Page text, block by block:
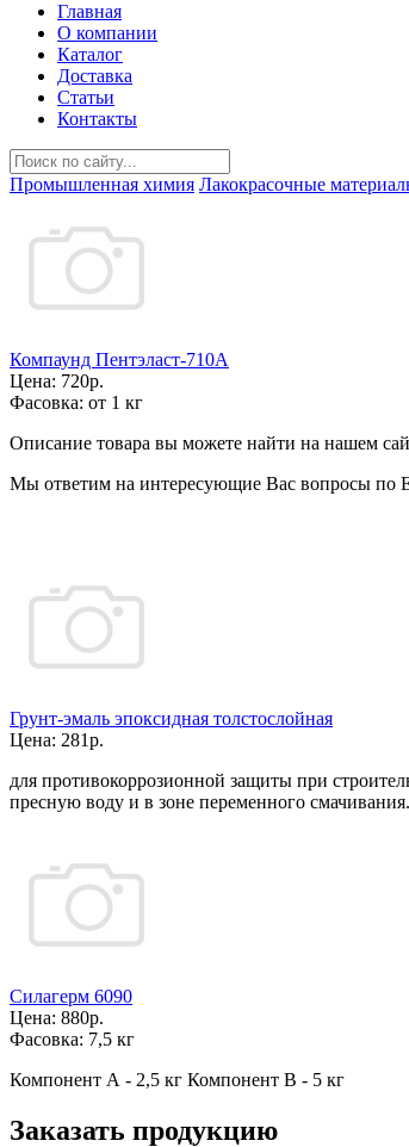
Главная
О компании
Каталог
Доставка
Статьи
Контакты
Промышленная химия Лакокрасочные
Компаунд Пентэласт-710А
Цена: 720р.
Фасовка: от 1 кг
Описание товара вы можете найти на нашем
Мы ответим на интересующие Вас вопросы по
Грунт-эмаль эпоксидная толстослойная
Цена: 281р.
для противокоррозионной защиты при
пресную воду и в зоне переменного смачивания.
Силагерм 6090
Цена: 880р.
Фасовка: 7,5 кг
Компонент А - 2,5 кг Компонент В - 5 кг
Заказать продукцию